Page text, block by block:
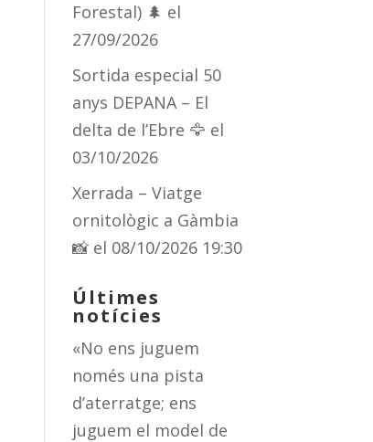
Forestal) 🌲 el
27/09/2026
Sortida especial 50
anys DEPANA – El
delta de l’Ebre 🦅 el
03/10/2026
Xerrada – Viatge
ornitològic a Gàmbia
📸 el 08/10/2026 19:30
Últimes
notícies
«No ens juguem
només una pista
d’aterratge; ens
juguem el model de